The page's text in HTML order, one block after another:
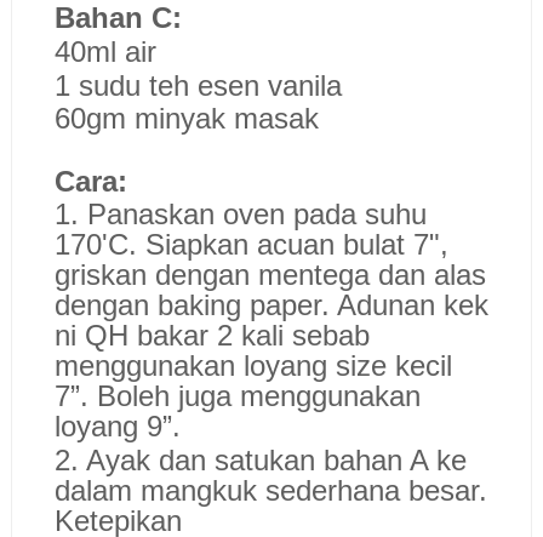
Bahan C:
40ml air
1 sudu teh esen vanila
60gm minyak masak
Cara:
1. Panaskan oven pada suhu
170'C. Siapkan acuan bulat 7",
griskan dengan mentega dan alas
dengan baking paper. Adunan kek
ni QH bakar 2 kali sebab
menggunakan loyang size kecil
7”. Boleh juga menggunakan
loyang 9”.
2. Ayak dan satukan bahan A ke
dalam mangkuk sederhana besar.
Ketepikan